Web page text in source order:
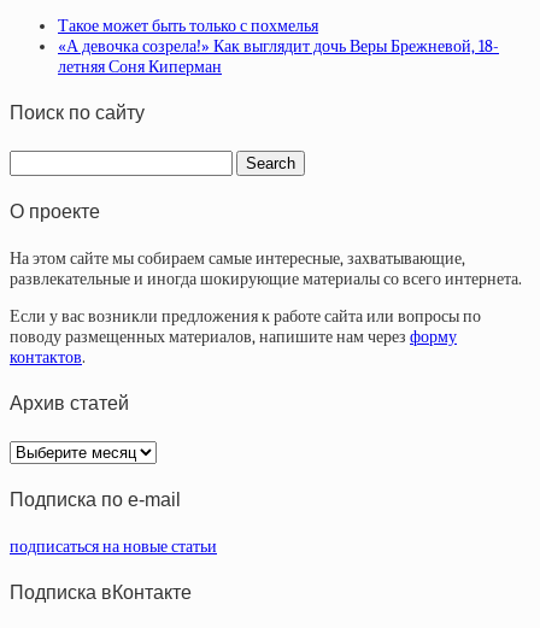
Такое может быть только с похмелья
«А девочка созрела!» Как выглядит дочь Веры Брежневой, 18-
летняя Соня Киперман
Поиск по сайту
О проекте
На этом сайте мы собираем самые интересные, захватывающие,
развлекательные и иногда шокирующие материалы со всего интернета.
Если у вас возникли предложения к работе сайта или вопросы по
поводу размещенных материалов, напишите нам через форму
контактов.
Архив статей
Архив
статей
Подписка по e-mail
подписаться на новые статьи
Подписка вКонтакте